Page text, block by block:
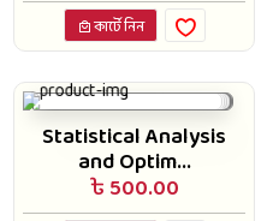
কার্টে নিন
Statistical Analysis
and Optim...
৳ 500.00